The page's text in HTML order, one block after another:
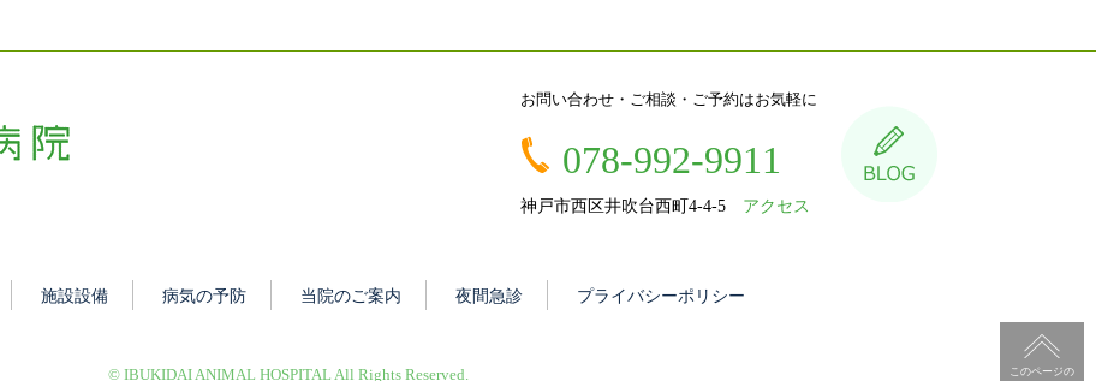
お問い合わせ・ご相談・ご予約はお気軽に
078-992-9911
神戸市西区井吹台西町4-4-5 アクセス
施設設備 病気の予防 当院のご案内 夜間急診 プライバシーポリシー
© IBUKIDAI ANIMAL HOSPITAL All Rights Reserved. このページの